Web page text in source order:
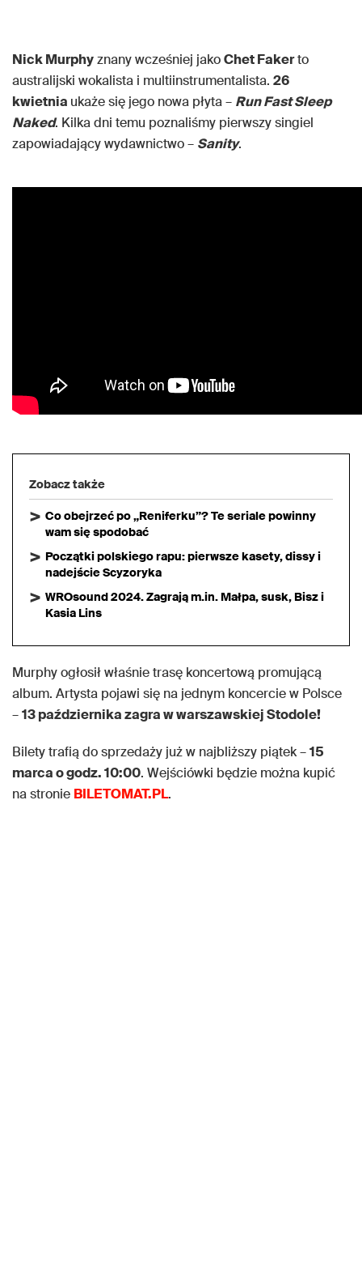
Nick Murphyznany wcześniej jakoChet Fakerto
australijski wokalista i multiinstrumentalista. 26
kwietnia ukaże się jego nowa płyta – Run Fast Sleep
Naked. Kilka dni temu poznaliśmy pierwszy singiel
zapowiadający wydawnictwo – Sanity.
Zobacz także
Co obejrzeć po „Reniferku”? Te seriale powinny
wam się spodobać
Początki polskiego rapu: pierwsze kasety, dissy i
nadejście Scyzoryka
WROsound 2024. Zagrają m.in. Małpa, susk, Bisz i
Kasia Lins
Murphy ogłosił właśnie trasę koncertową promującą
album. Artysta pojawi się na jednym koncercie w Polsce
–13 października zagra w warszawskiej Stodole!
Bilety trafią do sprzedaży już w najbliższy piątek –15
marca o godz. 10:00. Wejściówki będzie można kupić
na stronie BILETOMAT.PL.